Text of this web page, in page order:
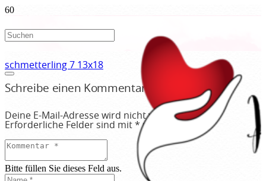
schmetterling 7 13x18
Schreibe einen Kommentar
Deine E-Mail-Adresse wird nicht veröffentlicht.
Erforderliche Felder sind mit *markiert
Bitte füllen Sie dieses Feld aus.